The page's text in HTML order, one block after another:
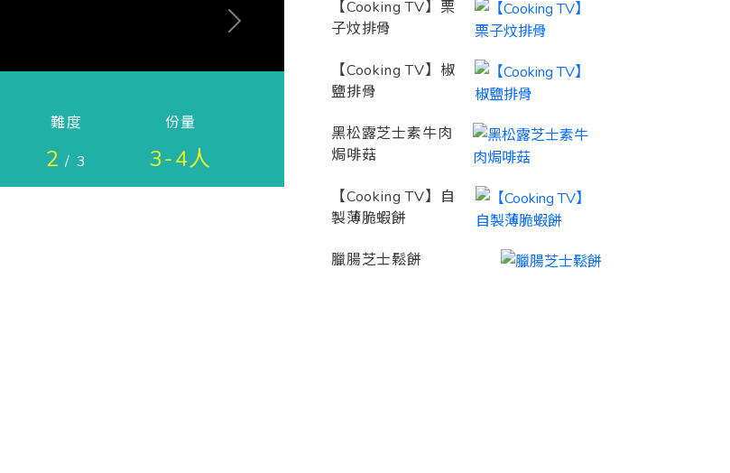
Next
難度
2 / 3
份量
3-4人
【Cooking TV】栗
子炆排骨
【Cooking TV】椒
鹽排骨
黑松露芝士素牛肉
焗啡菇
【Cooking TV】自
製薄脆蝦餅
臘腸芝士鬆餅